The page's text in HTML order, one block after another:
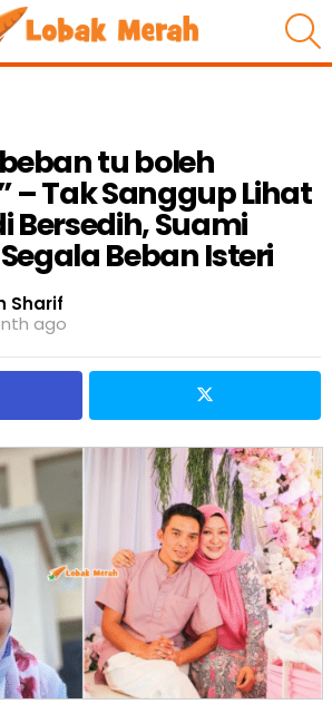
tu boleh
– Tak Sanggup Lihat
Bersedih, Suami
Beban Isteri
Sharif
ago